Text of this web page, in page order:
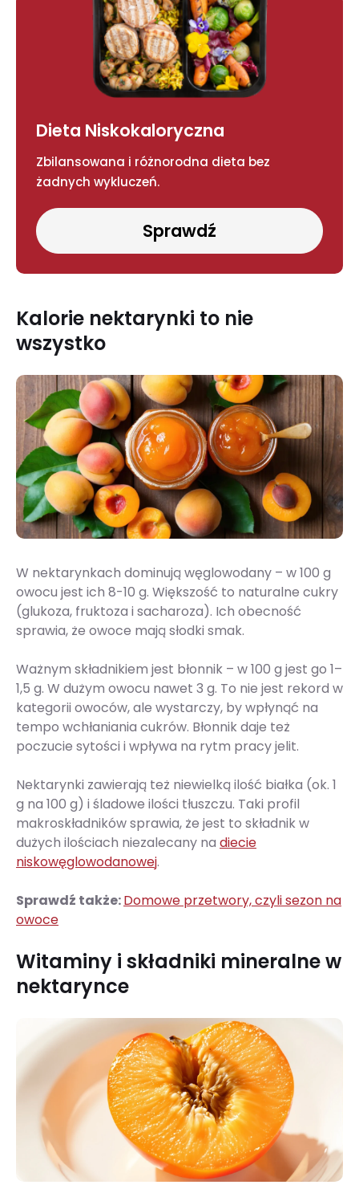
Dieta Niskokaloryczna
Zbilansowana i różnorodna dieta bez
żadnych wykluczeń.
Sprawdź
Kalorie nektarynki to nie
wszystko
W nektarynkach dominują węglowodany – w 100 g
owocu jest ich 8-10 g. Większość to naturalne cukry
(glukoza, fruktoza i sacharoza). Ich obecność
sprawia, że owoce mają słodki smak.
Ważnym składnikiem jest błonnik – w 100 g jest go 1–
1,5 g. W dużym owocu nawet 3 g. To nie jest rekord w
kategorii owoców, ale wystarczy, by wpłynąć na
tempo wchłaniania cukrów. Błonnik daje też
poczucie sytości i wpływa na rytm pracy jelit.
Nektarynki zawierają też niewielką ilość białka (ok. 1
g na 100 g) i śladowe ilości tłuszczu. Taki profil
makroskładników sprawia, że jest to składnik w
dużych ilościach niezalecany na diecie
niskowęglowodanowej.
Sprawdź także:Domowe przetwory, czyli sezon na
owoce
Witaminy i składniki mineralne w
nektarynce